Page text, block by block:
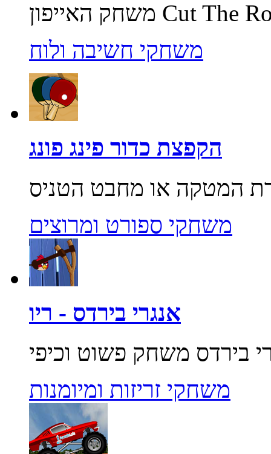
משחקי חשיבה ולוח
הקפצת כדור פינג פונג
משחקי ספורט ומרוצים
אנגרי בירדס - ריו
משחקי זריזות ומיומנות